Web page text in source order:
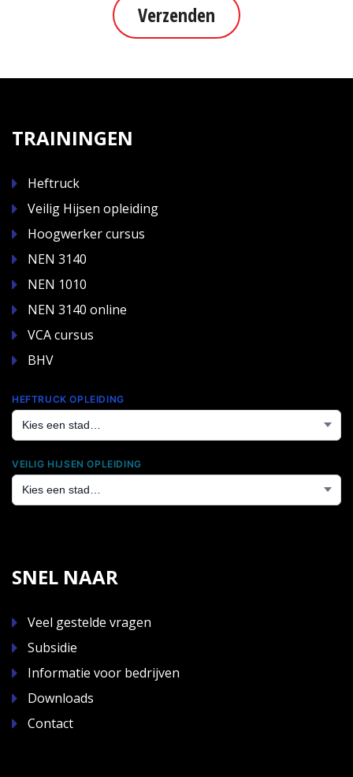
Verzenden
TRAININGEN
Heftruck
Veilig Hijsen opleiding
Hoogwerker cursus
NEN 3140
NEN 1010
NEN 3140 online
VCA cursus
BHV
HEFTRUCK OPLEIDING
VEILIG HIJSEN OPLEIDING
SNEL NAAR
Veel gestelde vragen
Subsidie
Informatie voor bedrijven
Downloads
Contact